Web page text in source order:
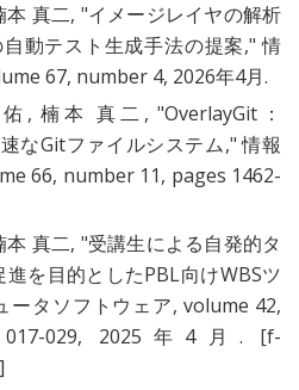
本 真二, "イメージレイヤの解析
動テスト生成手法の提案," 情
67, number 4, 2026年4月.
,楠本 真二 , "OverlayGit：
なGitファイルシステム," 情報
66, number 11, pages 1462-
本 真二, "受講生による自発的タ
を目的としたPBL向けWBSツ
ータソフトウェア, volume 42,
017-029, 2025年4月. [f-